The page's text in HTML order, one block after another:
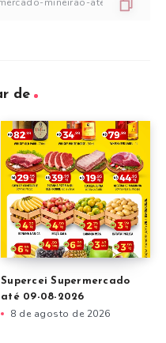
de
Supercei Supermercado
até 09-08-2026
8 de agosto de 2026